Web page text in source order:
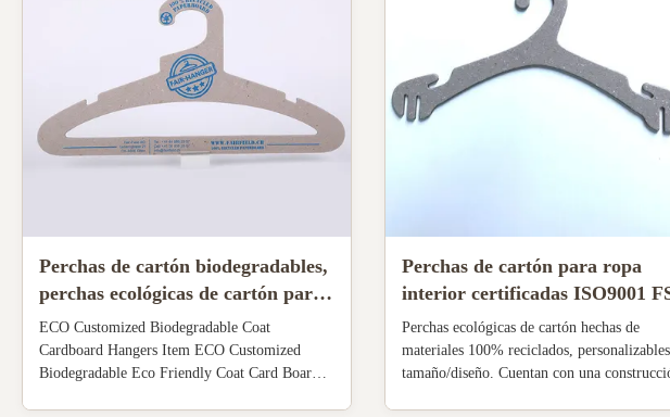
Perchas de cartón biodegradables,
perchas ecológicas de cartón para
adultos
ECO Customized Biodegradable Coat
Cardboard Hangers Item ECO Customized
Biodegradable Eco Friendly Coat Card Board
Perchas de cartón para ropa
interior certificadas ISO9001
SGS con papel 100% reciclado
para exhibición en tiendas
Perchas ecológicas de cartón hechas de
materiales 100% reciclados,
tamaño/diseño. Cuentan con una